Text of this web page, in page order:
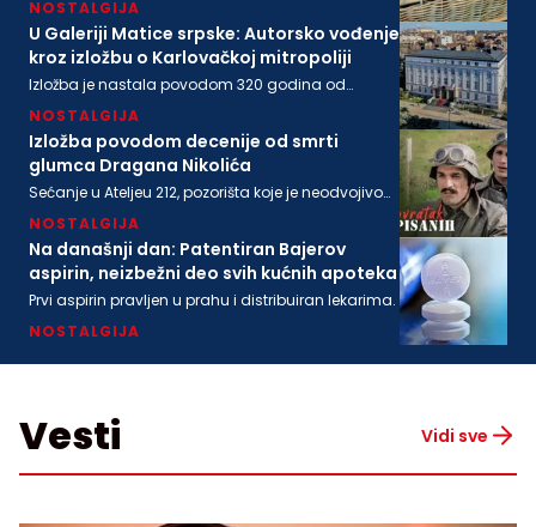
stanu na današnji dan 1962. godine
NOSTALGIJA
U Galeriji Matice srpske: Autorsko vođenje
kroz izložbu o Karlovačkoj mitropoliji
Izložba je nastala povodom 320 godina od
Matice srpske
NOSTALGIJA
Izložba povodom decenije od smrti
glumca Dragana Nikolića
Sećanje u Ateljeu 212, pozorišta koje je neodvojivo
NOSTALGIJA
Na današnji dan: Patentiran Bajerov
aspirin, neizbežni deo svih kućnih apoteka
Prvi aspirin pravljen u prahu i distribuiran lekarima.
NOSTALGIJA
Vesti Vidi sve